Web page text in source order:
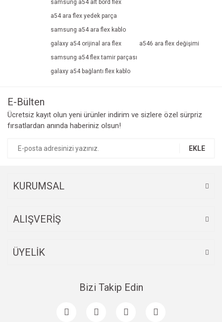
samsung a54 alt bord flex
a54 ara flex yedek parça
samsung a54 ara flex kablo
galaxy a54 orijinal ara flex
a546 ara flex değişimi
samsung a54 flex tamir parçası
galaxy a54 bağlantı flex kablo
E-Bülten
Ücretsiz kayıt olun yeni ürünler indirim ve sizlere özel sürpriz
fırsatlardan anında haberiniz olsun!
EKLE
KURUMSAL
ALIŞVERİŞ
ÜYELİK
Bizi Takip Edin